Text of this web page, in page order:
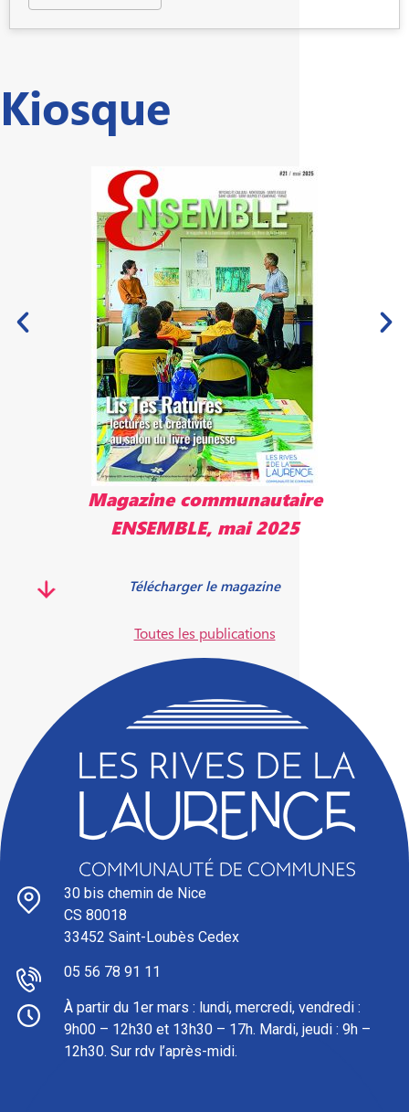
30 bis chemin de Nice
CS 80018
33452 Saint-Loubès Cedex
05 56 78 91 11
À partir du 1er mars : lundi, mercredi, vendredi :
9h00 – 12h30 et 13h30 – 17h. Mardi, jeudi : 9h –
12h30. Sur rdv l’après-midi.
Kiosque
Magazine communautaire
ENSEMBLE, mai 2025
Télécharger le magazine
Toutes les publications